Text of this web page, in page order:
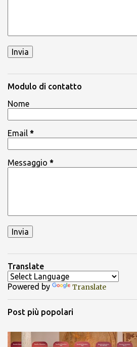
Modulo di contatto
Nome
Email *
Messaggio *
Translate
Powered by Translate
Post più popolari